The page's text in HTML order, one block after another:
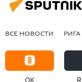
ВСЕ НОВОСТИ РИГА
OK